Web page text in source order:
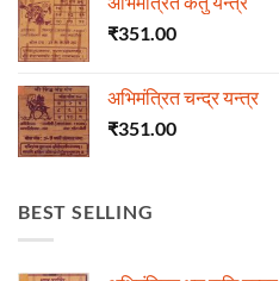
₹351.00
अभिमंत्रित चन्द्र यन्त्र
₹351.00
BEST SELLING